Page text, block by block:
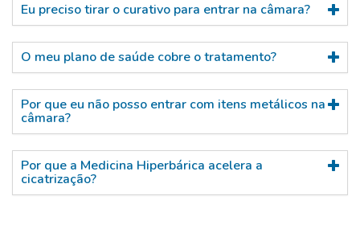
Eu preciso tirar o curativo para entrar na câmara?
O meu plano de saúde cobre o tratamento?
Por que eu não posso entrar com itens metálicos na
câmara?
Por que a Medicina Hiperbárica acelera a
cicatrização?